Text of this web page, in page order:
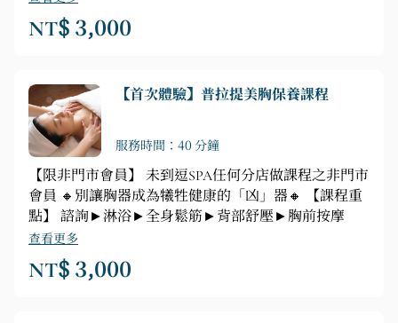
NT$ 3,000
【首次體驗】普拉提美胸保養課程
服務時間：40 分鐘
【限非門市會員】 未到逗SPA任何分店做課程之非門市
會員 🔸別讓胸器成為犧牲健康的「凶」器🔸 【課程重
點】 諮詢►淋浴►全身鬆筋►背部舒壓►胸前按摩
查看更多
NT$ 3,000